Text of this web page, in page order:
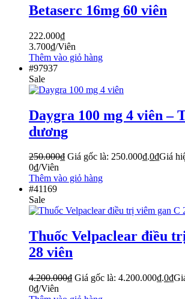
Betaserc 16mg 60 viên
222.000₫
3.700₫/Viên
Thêm vào giỏ hàng
#97937
Sale
Daygra 100 mg 4 viên –
dương
250.000₫ Giá gốc là: 250.000₫.0₫Giá
0₫/Viên
Thêm vào giỏ hàng
#41169
Sale
Thuốc Velpaclear điều
28 viên
4.200.000₫ Giá gốc là: 4.200.000₫.0₫
0₫/Viên